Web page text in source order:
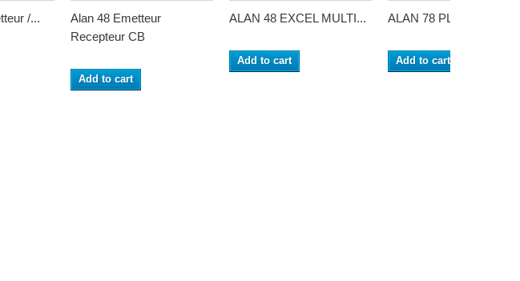
/...
Alan 48 Emetteur
Recepteur CB
Add to cart
ALAN 48 EXCEL MULTI...
Add to cart
ALAN 78 PLUS MULTI...
Add to cart